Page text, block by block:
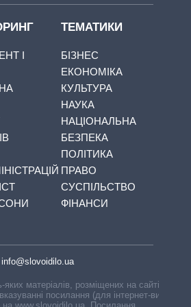
І
ТЕМАТИКИ
БІЗНЕС
ЕКОНОМІКА
КУЛЬТУРА
НАУКА
НАЦІОНАЛЬНА
БЕЗПЕКА
ПОЛІТИКА
ПРАВО
СУСПІЛЬСТВО
ФІНАНСИ
info@slovoidilo.ua
матеріалів, розміщених на сайті,
посилання (для інтернет-видань